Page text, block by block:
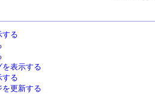
する
を表示する
する
更新する